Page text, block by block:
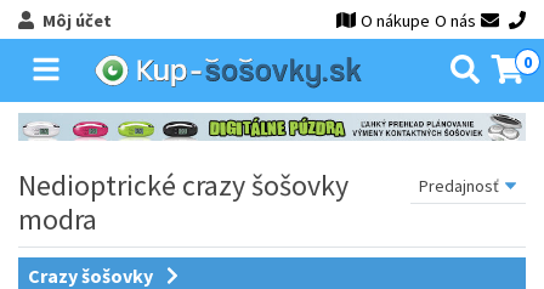
Môj účet O nákupe O nás
0
Nedioptrické crazy šošovky
modra
Crazy šošovky